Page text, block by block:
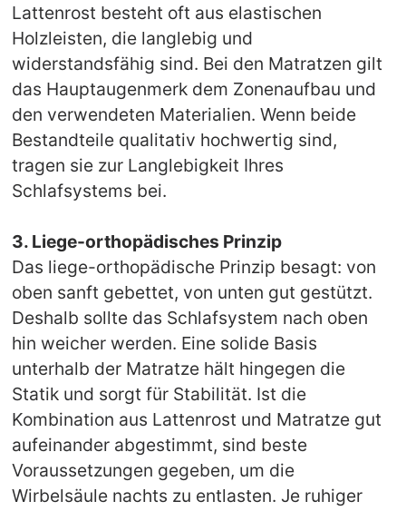
Lattenrost besteht oft aus elastischen
Holzleisten, die langlebig und
widerstandsfähig sind. Bei den Matratzen gilt
das Hauptaugenmerk dem Zonenaufbau und
den verwendeten Materialien. Wenn beide
Bestandteile qualitativ hochwertig sind,
tragen sie zur Langlebigkeit Ihres
Schlafsystems bei.
3. Liege-orthopädisches Prinzip
Das liege-orthopädische Prinzip besagt: von
oben sanft gebettet, von unten gut gestützt.
Deshalb sollte das Schlafsystem nach oben
hin weicher werden. Eine solide Basis
unterhalb der Matratze hält hingegen die
Statik und sorgt für Stabilität. Ist die
Kombination aus Lattenrost und Matratze gut
aufeinander abgestimmt, sind beste
Voraussetzungen gegeben, um die
Wirbelsäule nachts zu entlasten. Je ruhiger